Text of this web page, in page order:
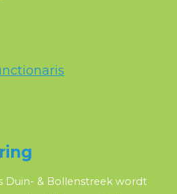
Duin- & Bollenstreek wordt